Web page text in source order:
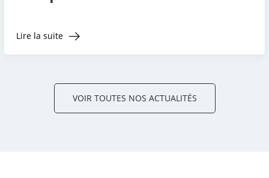
Lire la suite
VOIR TOUTES NOS ACTUALITÉS